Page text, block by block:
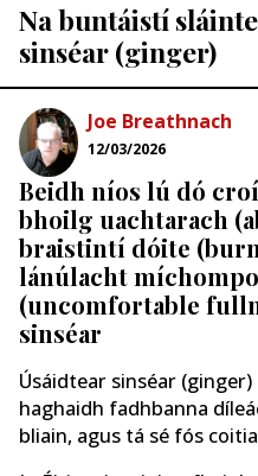
Na buntáistí
sinséar (ginger)
Joe Breathnach
12/03/2026
Beidh níos lú dó
bhoilg uachtarach
braistintí dóite
lánúlacht
(uncomfortable
sinséar
Úsáidtear sinséar
haghaidh fadhbanna
bliain, agus tá sé fós